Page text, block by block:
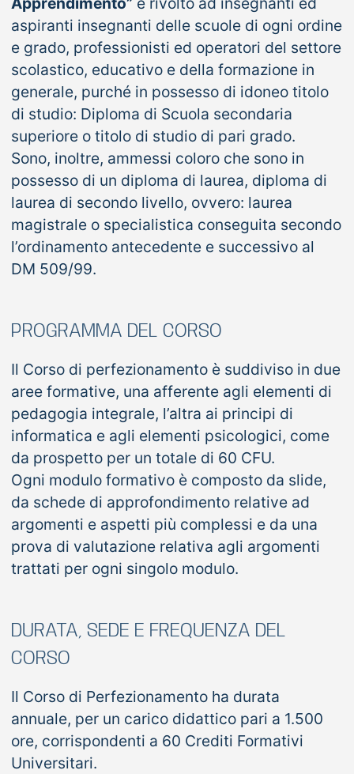
aspiranti insegnanti delle scuole di ogni ordine
e grado, professionisti ed operatori del settore
scolastico, educativo e della formazione in
generale, purché in possesso di idoneo titolo
di studio: Diploma di Scuola secondaria
superiore o titolo di studio di pari grado.
Sono, inoltre, ammessi coloro che sono in
possesso di un diploma di laurea, diploma di
laurea di secondo livello, ovvero: laurea
magistrale o specialistica conseguita secondo
l’ordinamento antecedente e successivo al
DM 509/99.
PROGRAMMA DEL CORSO
Il Corso di perfezionamento è suddiviso in due
aree formative, una afferente agli elementi di
pedagogia integrale, l’altra ai principi di
informatica e agli elementi psicologici, come
da prospetto per un totale di 60 CFU.
Ogni modulo formativo è composto da slide,
da schede di approfondimento relative ad
argomenti e aspetti più complessi e da una
prova di valutazione relativa agli argomenti
trattati per ogni singolo modulo.
DURATA, SEDE E FREQUENZA DEL
CORSO
Il Corso di Perfezionamento ha durata
annuale, per un carico didattico pari a 1.500
ore, corrispondenti a 60 Crediti Formativi
Universitari.